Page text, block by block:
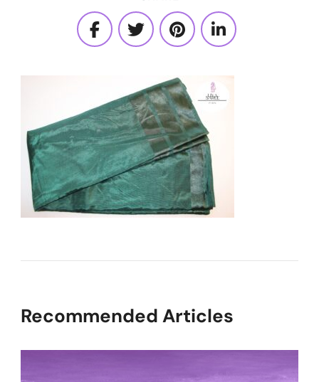
Recommended Articles